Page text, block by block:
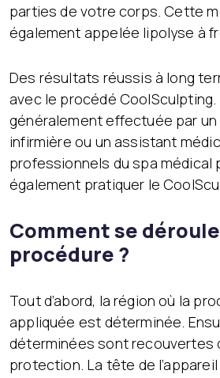
parties de votre corps. Cette
également appelée lipolyse à
Des résultats réussis à long
avec le procédé
généralement effectuée par un
infirmière ou un assistant
professionnels du spa médical
également pratiquer le
Comment se
procédure ?
Tout d’abord, la région où la
appliquée est déterminée.
déterminées sont recouvertes
protection. La tête de